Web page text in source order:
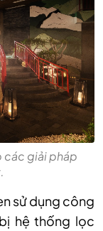
các giải pháp
sử dụng công
hệ thống lọc